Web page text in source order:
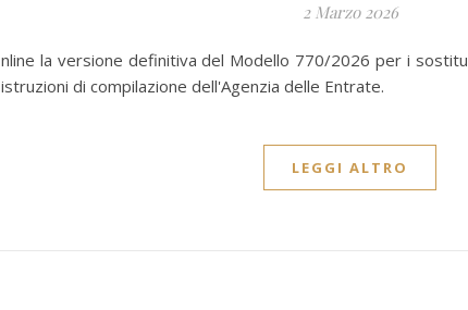
2 Marzo 2026
nline la versione definitiva del Modello 770/2026 per i
istruzioni di compilazione dell'Agenzia delle Entrate.
LEGGI ALTRO